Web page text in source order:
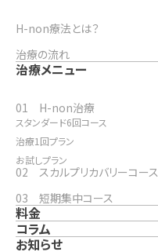
H-non療法とは？
治療の流れ
治療メニュー
01 H-non治療
スタンダード6回コース
治療1回プラン
お試しプラン
02 スカルプリカバリーコース
03 短期集中コース
料金
コラム
お知らせ